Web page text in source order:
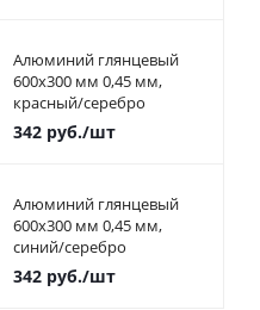
Алюминий глянцевый
600х300 мм 0,45 мм,
красный/серебро
342руб./шт
Алюминий глянцевый
600х300 мм 0,45 мм,
синий/серебро
342руб./шт